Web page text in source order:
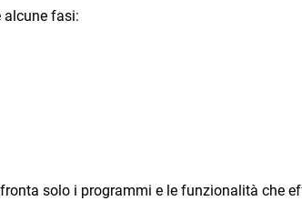
alcune fasi:
solo i programmi e le funzionalità che